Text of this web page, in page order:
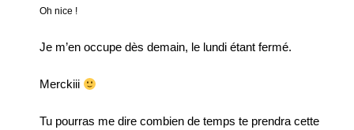
Oh nice !
Je m’en occupe dès demain, le lundi étant fermé.
Merckiii
Tu pourras me dire combien de temps te prendra cette